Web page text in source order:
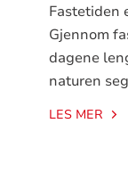
Fastetiden
Gjennom
dagene
naturen
LES MER